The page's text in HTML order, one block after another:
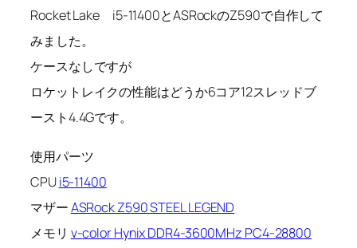
Rocket Lake i5-11400とASRockのZ590で自作して
みました。
ケースなしですが
ロケットレイクの性能はどうか6コア12スレッドブ
ースト4.4Gです。
使用パーツ
CPUi5-11400
マザーASRock Z590 STEEL LEGEND
メモリ v-color Hynix DDR4-3600MHz PC4-28800